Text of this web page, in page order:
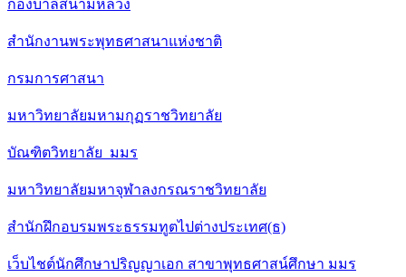
กองบาลีสนามหลวง
สำนักงานพระพุทธศาสนาแห่งชาติ
กรมการศาสนา
มหาวิทยาลัยมหามกุฏราชวิทยาลัย
บัณฑิตวิทยาลัย มมร
มหาวิทยาลัยมหาจุฬาลงกรณราชวิทยาลัย
สำนักฝึกอบรมพระธรรมทูตไปต่างประเทศ(ธ)
เว็บไชต์นักศึกษาปริญญาเอก สาขาพุทธศาสน์ศึกษา มมร